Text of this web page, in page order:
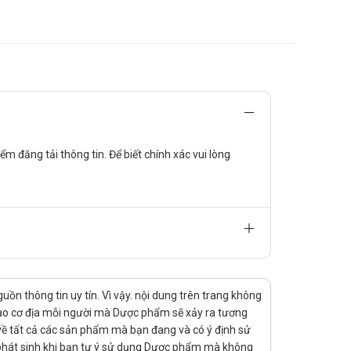
máu, tăng huyết áp.
bụng, viêm loét thực quản.
đầu.
người dùng thuốc bị stress; làm giảm dung nạp
ý ở trẻ em khi phải dùng kéo dài.
đăng tải thông tin. Để biết chính xác vui lòng
thông tin uy tín. Vì vậy. nội dung trên trang không
cơ địa mỗi người mà Dược phẩm sẽ xảy ra tương
tất cả các sản phẩm mà bạn đang và có ý định sử
sinh khi bạn tự ý sử dụng Dược phẩm mà không